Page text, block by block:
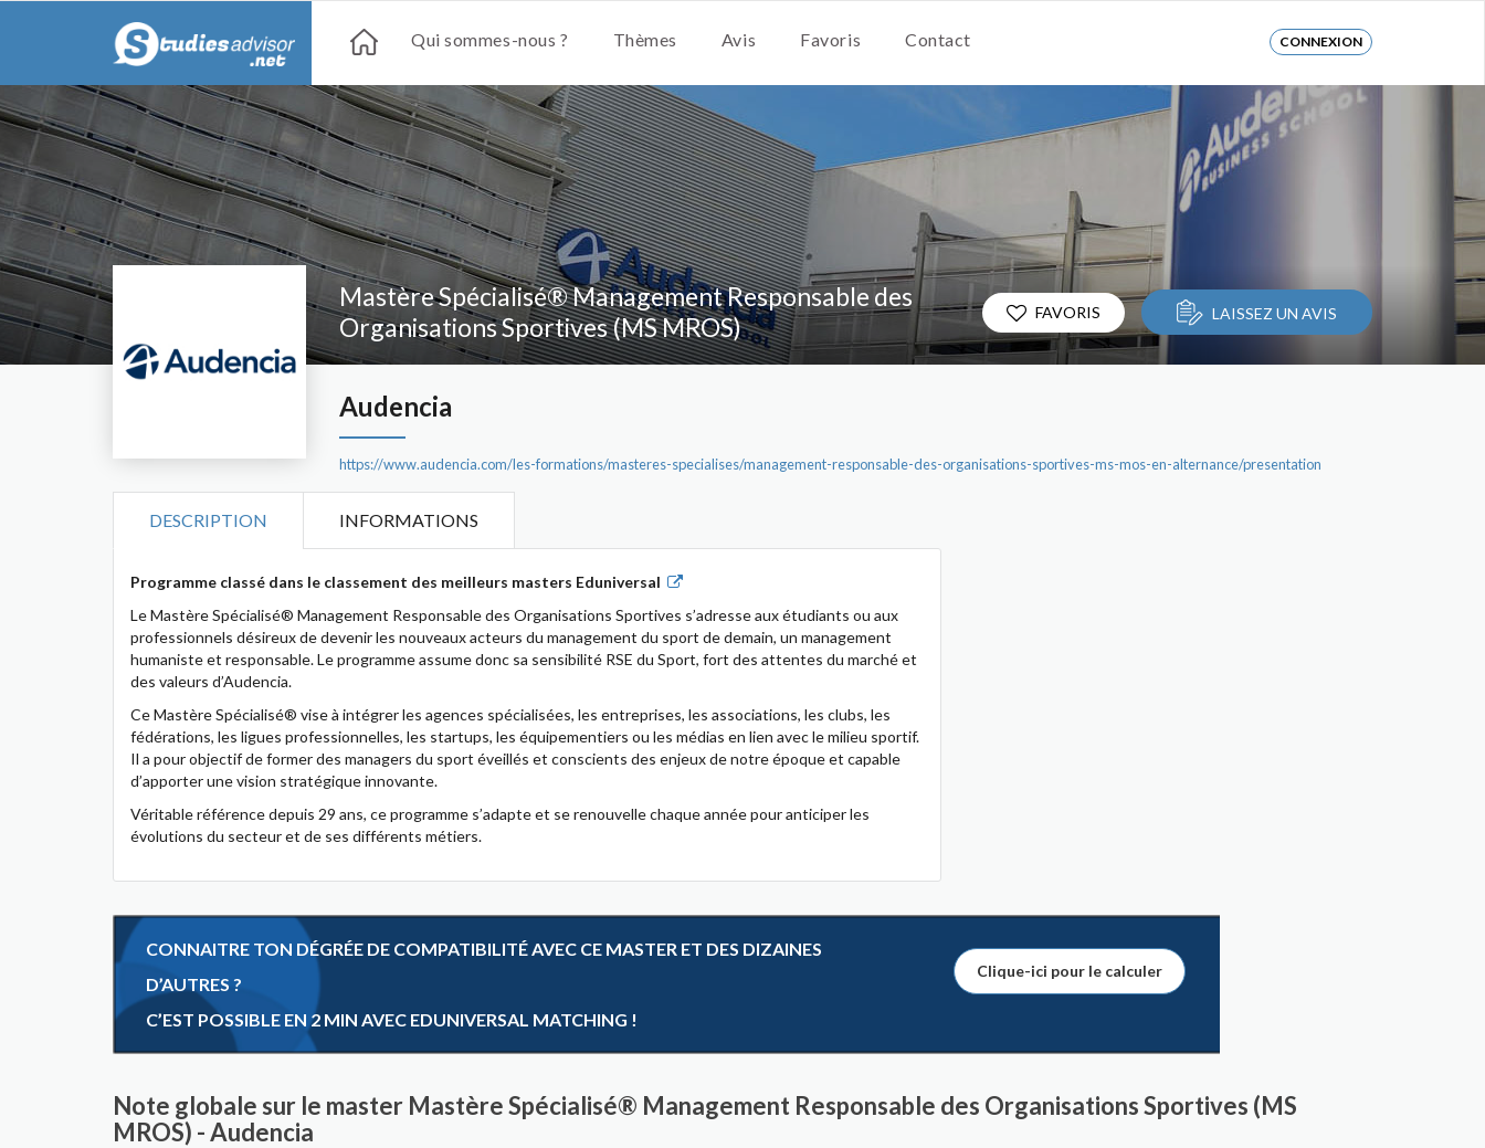
Qui sommes-nous ? Thèmes Avis Favoris Contact CONNEXION
Mastère Spécialisé® Management Responsable des
Organisations Sportives (MS MROS)
Audencia
https://www.audencia.com/les-formations/masteres-specialises/management-responsable-des-organisations-sportives-ms-mos-en-alternance/presentation
FAVORIS LAISSEZ UN AVIS
DESCRIPTION INFORMATIONS
Programme classé dans le classement des meilleurs masters Eduniversal
Le Mastère Spécialisé® Management Responsable des Organisations Sportives s’adresse aux étudiants ou aux
professionnels désireux de devenir les nouveaux acteurs du management du sport de demain, un management
humaniste et responsable. Le programme assume donc sa sensibilité RSE du Sport, fort des attentes du marché et
des valeurs d’Audencia.
Ce Mastère Spécialisé® vise à intégrer les agences spécialisées, les entreprises, les associations, les clubs, les
fédérations, les ligues professionnelles, les startups, les équipementiers ou les médias en lien avec le milieu sportif.
Il a pour objectif de former des managers du sport éveillés et conscients des enjeux de notre époque et capable
d’apporter une vision stratégique innovante.
Véritable référence depuis 29 ans, ce programme s’adapte et se renouvelle chaque année pour anticiper les
évolutions du secteur et de ses différents métiers.
CONNAITRE TON DÉGRÉE DE COMPATIBILITÉ AVEC CE MASTER ET DES DIZAINES
D’AUTRES ?
C’EST POSSIBLE EN 2 MIN AVEC EDUNIVERSAL MATCHING !
Clique-ici pour le calculer
Note globale sur le master Mastère Spécialisé® Management Responsable des Organisations Sportives (MS
MROS) - Audencia